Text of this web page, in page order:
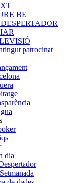
BE
patrocinat
dia